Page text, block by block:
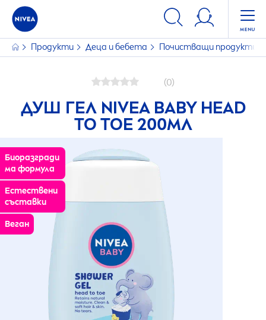
Продукти Деца и бебета Почистващи продукти
(0)
ДУШ ГЕЛ NIVEABABY HEAD
TO TOE 200МЛ
Биоразгради
ма формула
Естествени
съставки
Веган